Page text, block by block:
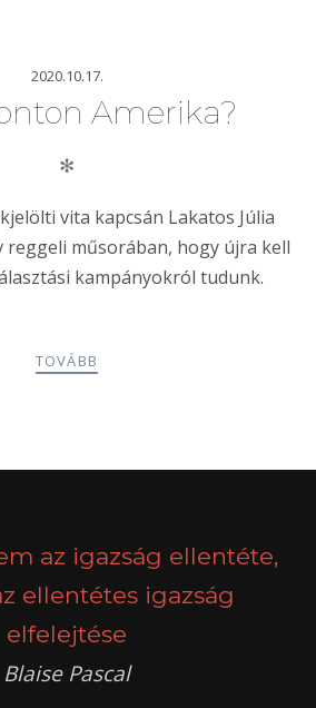
2020.10.17.
Amerika?
✻
vita kapcsán Lakatos Júlia
reggeli műsorában, hogy újra kell
kampányokról tudunk.
TOVÁBB
az igazság ellentéte,
ellentétes igazság
elfelejtése
Blaise Pascal